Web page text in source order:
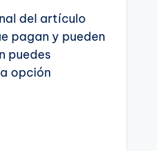
del artículo
pagan y pueden
puedes
opción